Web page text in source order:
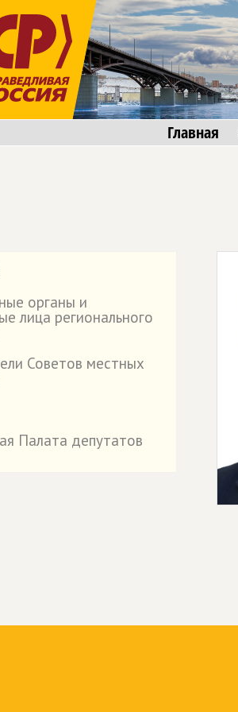
Главная
органы и
лица регионального
Советов местных
Палата депутатов